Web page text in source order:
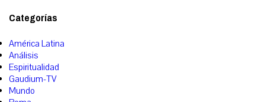
Categorías
América Latina
Análisis
Espiritualidad
Gaudium-TV
Mundo